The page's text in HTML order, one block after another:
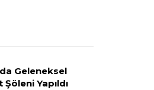
Geleneksel
Şöleni Yapıldı